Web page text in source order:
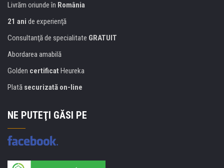
Livrăm oriunde în România
21 ani de experienţă
Consultanţă de specialitate GRATUIT
Abordarea amabilă
Golden certificat Heureka
Plată securizată on-line
NE PUTEŢI GĂSI PE